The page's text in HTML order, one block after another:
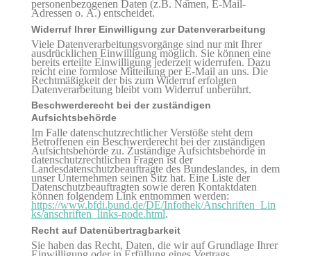
personenbezogenen Daten (z.B. Namen, E-Mail-
Adressen o. Ä.) entscheidet.
Widerruf Ihrer Einwilligung zur Datenverarbeitung
Viele Datenverarbeitungsvorgänge sind nur mit Ihrer
ausdrücklichen Einwilligung möglich. Sie können eine
bereits erteilte Einwilligung jederzeit widerrufen. Dazu
reicht eine formlose Mitteilung per E-Mail an uns. Die
Rechtmäßigkeit der bis zum Widerruf erfolgten
Datenverarbeitung bleibt vom Widerruf unberührt.
Beschwerderecht bei der zuständigen
Aufsichtsbehörde
Im Falle datenschutzrechtlicher Verstöße steht dem
Betroffenen ein Beschwerderecht bei der zuständigen
Aufsichtsbehörde zu. Zuständige Aufsichtsbehörde in
datenschutzrechtlichen Fragen ist der
Landesdatenschutzbeauftragte des Bundeslandes, in dem
unser Unternehmen seinen Sitz hat. Eine Liste der
Datenschutzbeauftragten sowie deren Kontaktdaten
können folgendem Link entnommen werden:
https://www.bfdi.bund.de/DE/Infothek/Anschriften_Lin
ks/anschriften_links-node.html.
Recht auf Datenübertragbarkeit
Sie haben das Recht, Daten, die wir auf Grundlage Ihrer